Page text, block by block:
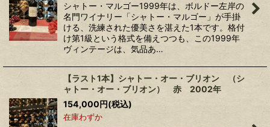
シャトー・マルゴー1999年は、ボルドー左岸の
名門ワイナリー「シャトー・マルゴー」が手掛
ける、洗練された優美さを湛えた1本です。格付
け第1級という格式を備えつつも、この1999年
ヴィンテージは、気品あ…
【ラスト1本】シャトー・オー・ブリオン （シ
ャトー・オー・ブリオン） 赤 2002年
154,000円(税込)
在庫わずか